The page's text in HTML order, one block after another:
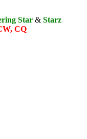
Star & Starz
CQ